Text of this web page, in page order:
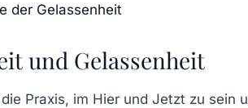
der Gelassenheit
und Gelassenheit
Praxis, im Hier und Jetzt zu sein